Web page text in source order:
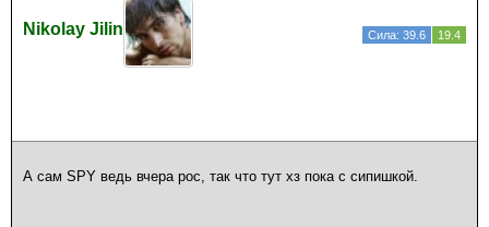
Nikolay Jilin Сила: 39.6 19.4
А сам SPY ведь вчера рос, так что тут хз пока с сипишкой.